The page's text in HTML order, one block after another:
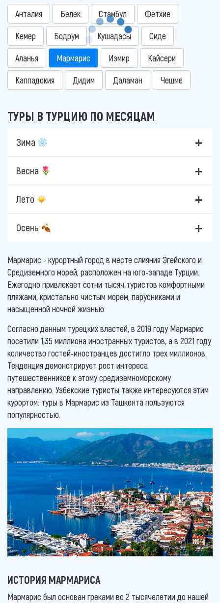
Анталия Белек Стамбул Фетхие
Кемер Бодрум Кушадасы Сиде
Аланья Мармарис Измир Кайсери
Каппадокия Дидим Даламан Чешме
ТУРЫ В ТУРЦИЮ ПО МЕСЯЦАМ
Зима
Весна
Лето
Осень
Мармарис - курортный город в месте слияния Эгейского и
Средиземного морей, расположен на юго-западе Турции.
Ежегодно привлекает сотни тысяч туристов комфортными
пляжами, кристально чистым морем, парусниками и
насыщенной ночной жизнью.
Согласно данным турецких властей, в 2019 году Мармарис
посетили 1,35 миллиона иностранных туристов, а в 2021 году
количество гостей-иностранцев достигло трех миллионов.
Тенденция демонстрирует рост интереса
путешественников к этому средиземноморскому
направлению. Узбекские туристы также интересуются этим
курортом: туры в Мармарис из Ташкента пользуются
популярностью.
ИСТОРИЯ МАРМАРИСА
Мармарис был основан греками во 2 тысячелетии до нашей